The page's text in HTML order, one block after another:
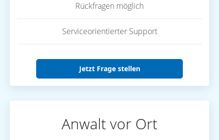
Rückfragen möglich
Serviceorientierter Support
Jetzt Frage stellen
Anwalt vor Ort